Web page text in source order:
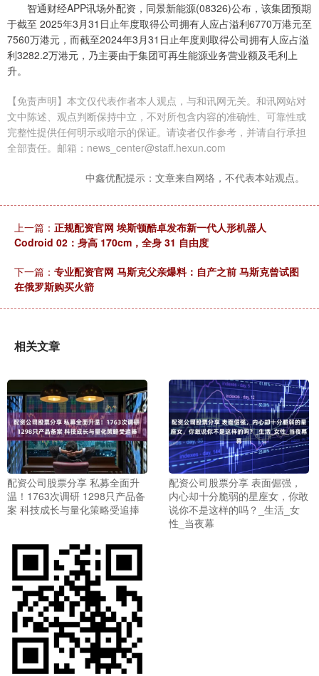
智通财经APP讯场外配资，同景新能源(08326)公布，该集团预期
于截至 2025年3月31日止年度取得公司拥有人应占溢利6770万港元至
7560万港元，而截至2024年3月31日止年度则取得公司拥有人应占溢
利3282.2万港元，乃主要由于集团可再生能源业务营业额及毛利上
升。
【免责声明】本文仅代表作者本人观点，与和讯网无关。和讯网站对
文中陈述、观点判断保持中立，不对所包含内容的准确性、可靠性或
完整性提供任何明示或暗示的保证。请读者仅作参考，并请自行承担
全部责任。邮箱：news_center@staff.hexun.com
中鑫优配提示：文章来自网络，不代表本站观点。
上一篇： 正规配资官网 埃斯顿酷卓发布新一代人形机器人
Codroid 02：身高 170cm，全身 31 自由度
下一篇： 专业配资官网 马斯克父亲爆料：自产之前 马斯克曾试图
在俄罗斯购买火箭
相关文章
配资公司股票分享 私募全面升
温！1763次调研 1298只产品备
案 科技成长与量化策略受追捧
配资公司股票分享 表面倔强，
内心却十分脆弱的星座女，你敢
说你不是这样的吗？_生活_女
性_当夜幕